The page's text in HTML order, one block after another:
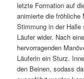
letzte Formation auf
animierte die
Stimmung in der
Läufer wider. Nach
hervorragenden
Läuferin ein Sturz.
den Beinen, sodass